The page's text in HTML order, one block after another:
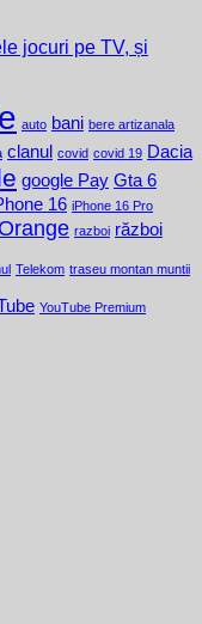
jocuri pe TV, și
auto bani bere artizanala
clanul covid covid 19 Dacia
google Pay Gta 6
16 iPhone 16 Pro
Orange razboi război
Telekom traseu montan muntii
YouTube Premium